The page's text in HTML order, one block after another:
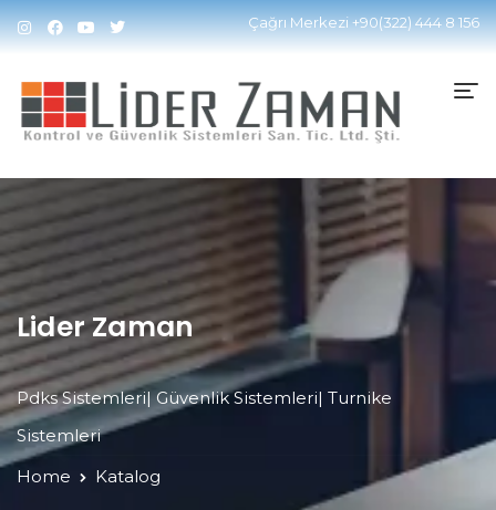
Çağrı Merkezi+90(322) 444 8 156
Lider Zaman
Pdks Sistemleri| Güvenlik Sistemleri| Turnike
Sistemleri
Home
Katalog